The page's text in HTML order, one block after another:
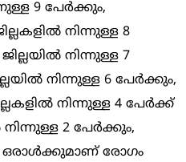
9 പേര്‍ക്കും,
നിന്നുള്ള 8
നിന്നുള്ള 7
നിന്നുള്ള 6 പേര്‍ക്കും,
നിന്നുള്ള 4 പേര്‍ക്ക്
2 പേര്‍ക്കും,
ഒരാള്‍ക്കുമാണ് രോഗം